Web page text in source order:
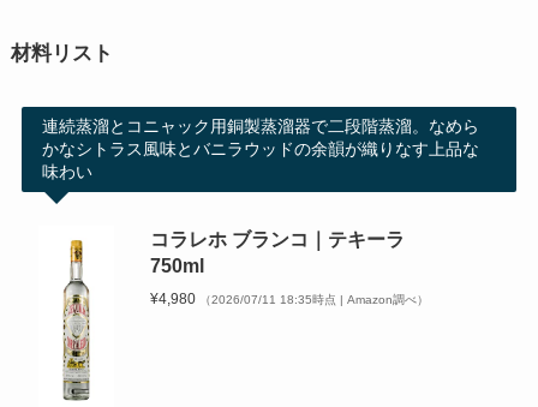
材料リスト
連続蒸溜とコニャック用銅製蒸溜器で二段階蒸溜。なめら
かなシトラス風味とバニラウッドの余韻が織りなす上品な
味わい
コラレホ ブランコ｜テキーラ
750ml
¥4,980 （2026/07/11 18:35時点 | Amazon調べ）